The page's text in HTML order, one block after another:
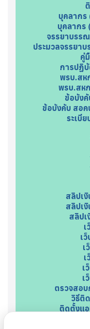
บุคลากร
บุคลากร
จรรยาบรร
ประมวลจรรยา
คู่
การปฏิ
พรบ.สห
พรบ.สห
ข้อบัง
ข้อบังคับ สอ
ระเบี
สลิปเ
สลิปเ
สลิป
เ
เ
เ
เ
ตรวจสอ
วิธีติ
ติดตั้งแ